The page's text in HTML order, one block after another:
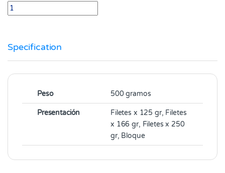
Carne tipo Steak para Sudar Milanesa Paquete por 500 gr
Specification
Peso 500 gramos
Presentación
Filetes x 125 gr, Filetes
x 166 gr, Filetes x 250
gr, Bloque